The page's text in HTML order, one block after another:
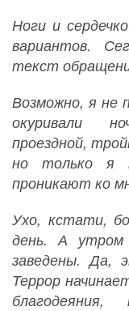
Ноги и
вариантов.
текст
Возможно, я не
окуривали
проездной,
но только я
проникают ко
Ухо, кстати,
день. А утром
заведены. Да,
Террор